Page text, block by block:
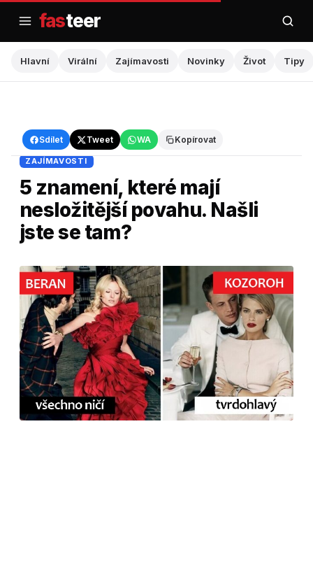
obsah
fasteer
Hlavní Virální Zajímavosti Novinky Život Tipy
Sdílet Tweet WA Kopírovat
Hlavní ›Zajímavosti
ZAJÍMAVOSTI
5 znamení, které mají
nesložitější povahu. Našli
jste se tam?